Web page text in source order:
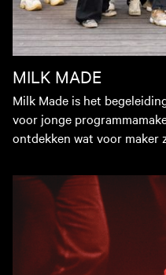
MILK MADE
Milk Made is het
voor jonge
ontdekken wat voor maker
werken via coaching,
podia van de Melkweg
maker van programma's.
Pitch je plan!